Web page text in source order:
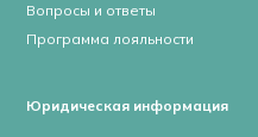
Вопросы и ответы
Программа лояльности
Юридическая информация